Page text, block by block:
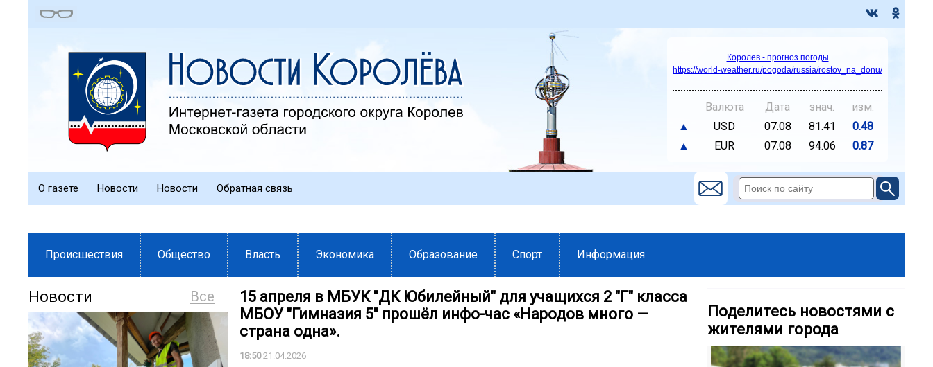
Королев - прогноз погоды
https://world-weather.ru/pogoda/russia/rostov_na_donu/
Валюта Дата знач.
изм.
▲
USD 07.08 81.41
0.48
▲
EUR 07.08 94.06 0.87
О газете Новости Новости Обратная связь
Происшествия Общество Власть Экономика Образование Спорт Информация
Все
Новости
15 апреля в МБУК "ДК Юбилейный" для учащихся 2 "Г" класса
МБОУ "Гимназия 5" прошёл инфо-час «Народов много —
страна одна».
18:5021.04.2026
Поделитесь новостями с
жителями города